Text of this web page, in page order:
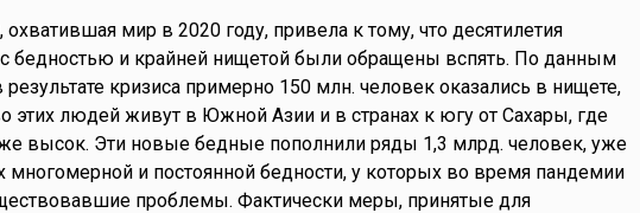
мир в 2020 году, привела к тому, что десятилетия
с бедностью и крайней нищетой были обращены вспять. По данным
кризиса примерно 150 млн. человек оказались в нищете,
этих людей живут в Южной Азии и в странах к югу от Сахары, где
высок. Эти новые бедные пополнили ряды 1,3 млрд. человек, уже
и постоянной бедности, у которых во время пандемии
проблемы. Фактически меры, принятые для